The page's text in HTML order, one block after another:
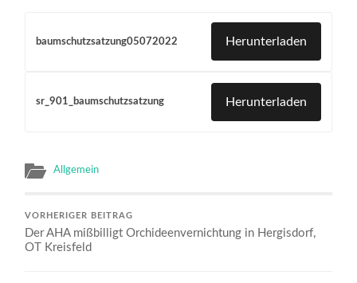
baumschutzsatzung05072022 Herunterladen
sr_901_baumschutzsatzung Herunterladen
Allgemein
VORHERIGER BEITRAG
Der AHA mißbilligt Orchideenvernichtung in Hergisdorf,
OT Kreisfeld